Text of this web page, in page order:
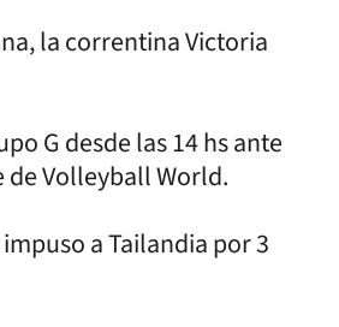
la correntina Victoria
G desde las 14 hs ante
de Volleyball World.
a Tailandia por 3